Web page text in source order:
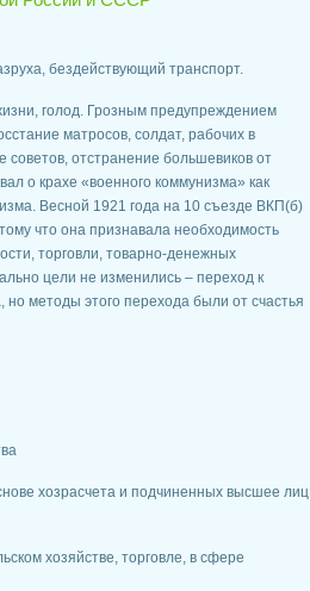
бездействующий транспорт.
голод. Грозным предупреждением
матросов, солдат, рабочих в
советов, отстранение большевиков от
о крахе «военного коммунизма» как
Весной 1921 года на 10 съезде ВКП(б)
что она признавала необходимость
торговли, товарно-денежных
цели не изменились – переход к
но методы этого перехода были от счастья
хозрасчета и подчиненных высшее лиц
хозяйстве, торговле, в сфере